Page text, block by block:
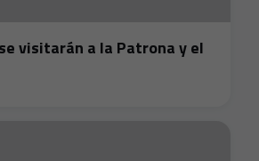
visitarán a la Patrona y el